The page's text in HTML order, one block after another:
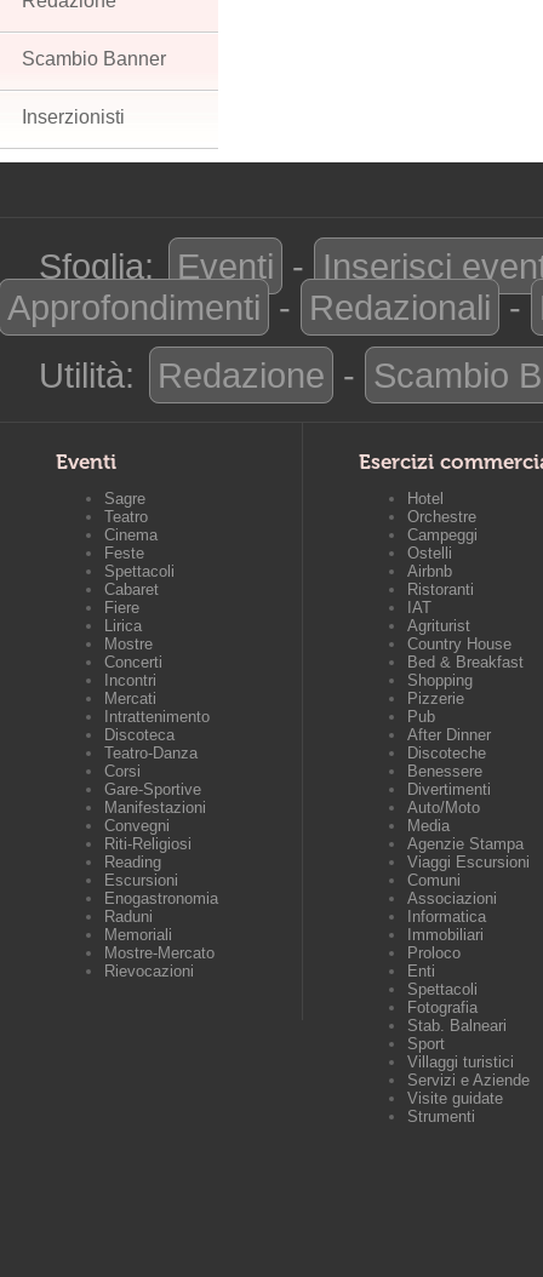
Scambio Banner
Inserzionisti
Sfoglia: Eventi - Inserisci
Approfondimenti - Redazionali -
Utilità:
Redazione - Scambio
Eventi
Sagre
Teatro
Cinema
Feste
Spettacoli
Cabaret
Fiere
Lirica
Mostre
Concerti
Incontri
Mercati
Intrattenimento
Discoteca
Teatro-Danza
Corsi
Gare-Sportive
Manifestazioni
Convegni
Riti-Religiosi
Reading
Escursioni
Enogastronomia
Raduni
Memoriali
Mostre-Mercato
Rievocazioni
Esercizi
Hotel
Orchestre
Campeggi
Ostelli
Airbnb
Ristoranti
IAT
Agriturist
Country House
Bed & Breakfast
Shopping
Pizzerie
Pub
After Dinner
Discoteche
Benessere
Divertimenti
Auto/Moto
Media
Agenzie Stampa
Viaggi Escursioni
Comuni
Associazioni
Informatica
Immobiliari
Proloco
Enti
Spettacoli
Fotografia
Stab. Balneari
Sport
Villaggi turistici
Servizi e Aziende
Visite guidate
Strumenti